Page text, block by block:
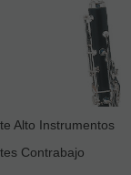
Alto Instrumentos
Contrabajo